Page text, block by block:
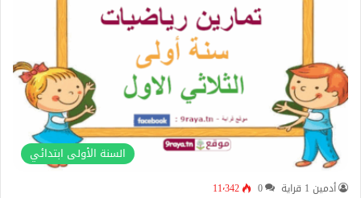
السنة الأولى ابتدائي
أدمين 1 قراية 0 11٬342